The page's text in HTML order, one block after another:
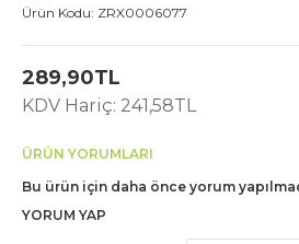
289,90TL
KDV Hariç: 241,58TL
Ürün Kodu: ZRX0006077
ÜRÜN YORUMLARI
Bu ürün için daha önce yorum
YORUM YAP